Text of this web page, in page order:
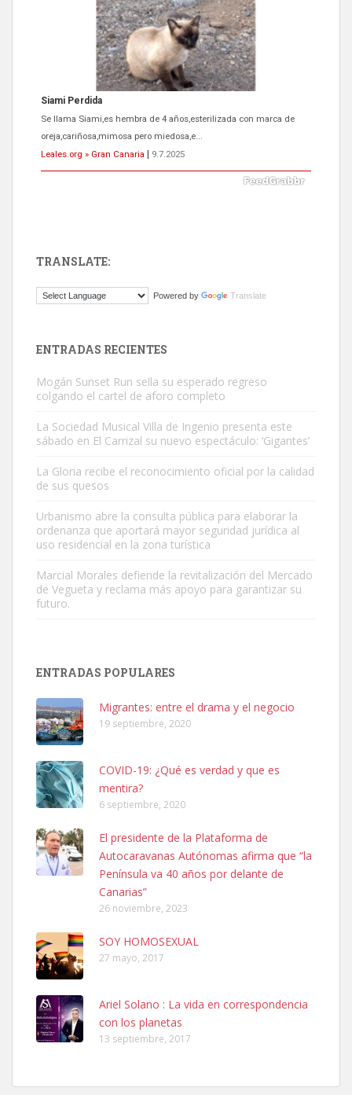
ADOPCIÓN URGENTE GATA TEROR GRAN CANARIA
El ayuntamiento se va a llevar a Los Gatos callejeros de la zona los
próximos días, ella incluida...
Leales.org » Gran Canaria
9.7.2025
Este gato macho ha aparecido en la calle hace menos de un mes,
Busco adopción responsable para mi perra. Pastor alemán,
Leales.org » Gran Canaria | 6.7.2025
Leales.org » Gran Canaria
Ninfa perdida
El día 5 se los perdió una ninfa papillera, asustada tiene miedo a la
calle, se perdió por la zon...
Leales.org » Gran Canaria
6.7.2025
Adopcion
Busco casa de acogida para mi perrita ya que por temas de trabajo
no la puedo tener. Solo gente r...
TRANSLATE:
Powered by Translate
ENTRADAS RECIENTES
Mogán Sunset Run sella su esperado regreso
colgando el cartel de aforo completo
La Sociedad Musical Villa de Ingenio presenta este
sábado en El Carrizal su nuevo espectáculo: ‘Gigantes’
La Gloria recibe el reconocimiento oficial por la calidad
de sus quesos
Urbanismo abre la consulta pública para elaborar la
ordenanza que aportará mayor seguridad jurídica al
uso residencial en la zona turística
Marcial Morales defiende la revitalización del Mercado
de Vegueta y reclama más apoyo para garantizar su
futuro.
ENTRADAS POPULARES
Migrantes: entre el drama y el negocio
19 septiembre, 2020
COVID-19: ¿Qué es verdad y que es
mentira?
6 septiembre, 2020
El presidente de la Plataforma de
Autocaravanas Autónomas afirma que “la
Península va 40 años por delante de
Canarias”
26 noviembre, 2023
SOY HOMOSEXUAL
27 mayo, 2017
Ariel Solano : La vida en correspondencia
con los planetas
13 septiembre, 2017